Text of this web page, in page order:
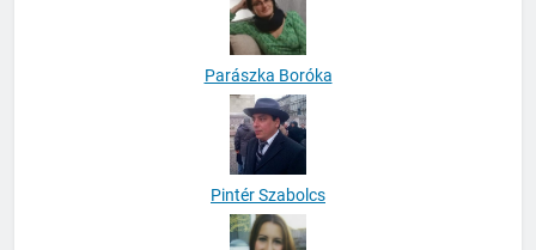
Parászka Boróka
Pintér Szabolcs